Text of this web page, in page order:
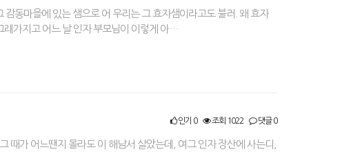
동마을에 있는 샘으로 어 우리는 그 효자샘이라고도 불러. 왜 효자
래가지고 어느 날 인자 부모님이 이렇게 아…
인기 0 조회 1022 댓글 0
때가 어느땐지 몰라도 이 해남서 살았는데, 여그 인자 장산에 사는디,